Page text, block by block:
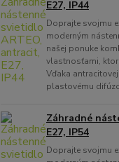
E27, IP44
Doprajte svojmu
moderným
našej ponuke
vlastnosťami,
Vďaka
plastovému
Záhradné
E27, IP54
Doprajte svojmu